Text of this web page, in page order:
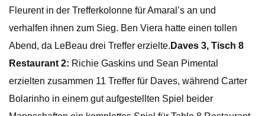
Fleurent in der Trefferkolonne für Amaral’s an und
verhalfen ihnen zum Sieg. Ben Viera hatte einen tollen
Abend, da LeBeau drei Treffer erzielte. Daves 3, Tisch 8
Restaurant 2: Richie Gaskins und Sean Pimental
erzielten zusammen 11 Treffer für Daves, während Carter
Bolarinho in einem gut aufgestellten Spiel beider